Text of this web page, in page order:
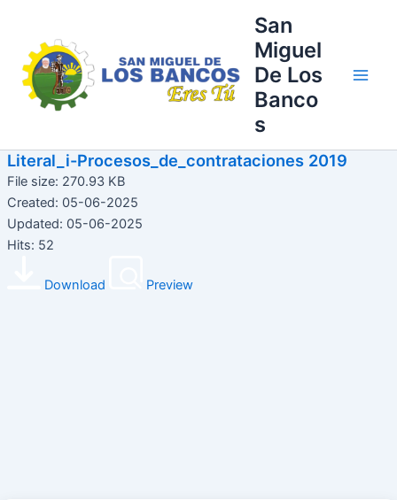
contenido
San
Miguel
De Los
Banco
s
Literal_i-Procesos_de_contrataciones 2019
File size: 270.93 KB
Created: 05-06-2025
Updated: 05-06-2025
Hits: 52
Download Preview